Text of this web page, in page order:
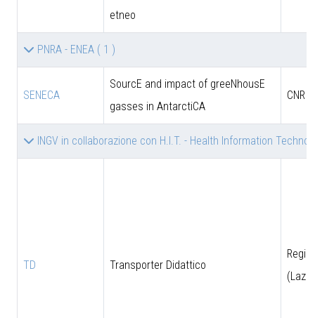
etneo
PNRA - ENEA ( 1 )
SENECA
SourcE and impact of greeNhousE
gasses in AntarctiCA
CNR
INGV in collaborazione con H.I.T. - Health Information
TD Transporter Didattico